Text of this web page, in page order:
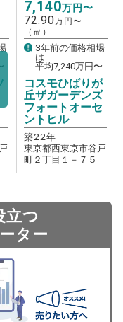
7,140万円〜
72.90万円〜
（㎡）
3年前の価格相場
は
平均7,240万円〜
コスモひばりが
丘ザガーデンズ
フォートオーセ
ントヒル
築22年
東京都西東京市谷戸
町２丁目１－７５
立つ
ター